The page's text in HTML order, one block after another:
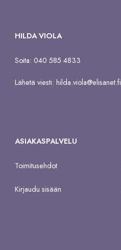
HILDA VIOLA
Soita: 040 585 4833
Lähetä viesti:hilda.viola@elisanet.fi
ASIAKASPALVELU
Toimitusehdot
Kirjaudu sisään